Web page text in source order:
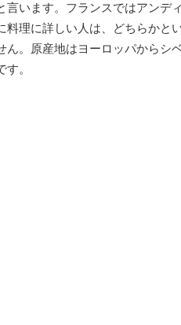
言います。フランスではアンデ
料理に詳しい人は、どちらかと
ん。原産地はヨーロッパからシ
。